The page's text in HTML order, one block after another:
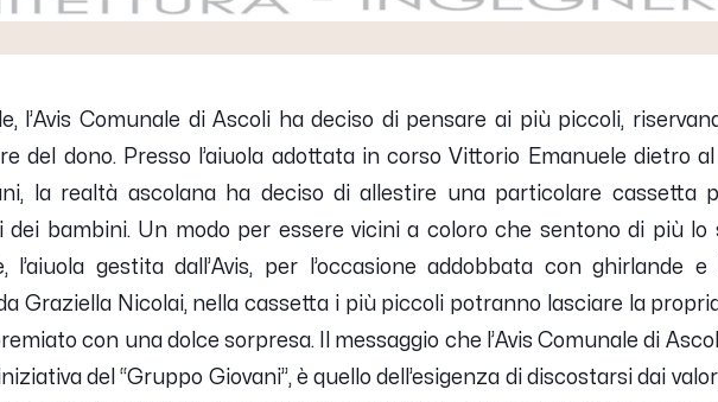
l’Avis Comunale di Ascoli ha deciso di pensare ai più piccoli,
del dono. Presso l’aiuola adottata in corso Vittorio Emanuele dietro
la realtà ascolana ha deciso di allestire una particolare cassetta
dei bambini. Un modo per essere vicini a coloro che sentono di più lo
l’aiuola gestita dall’Avis, per l’occasione addobbata con ghirlande
Graziella Nicolai, nella cassetta i più piccoli potranno lasciare la
con una dolce sorpresa. Il messaggio che l’Avis Comunale di
del “Gruppo Giovani”, è quello dell’esigenza di discostarsi dai